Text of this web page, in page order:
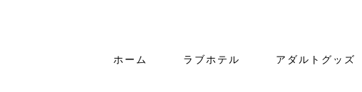
ホーム ラブホテル アダルトグッズ